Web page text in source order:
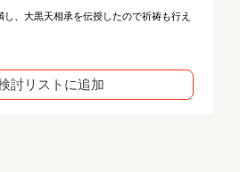
、大黒天相承を伝授したので祈祷も行え
討リストに追加